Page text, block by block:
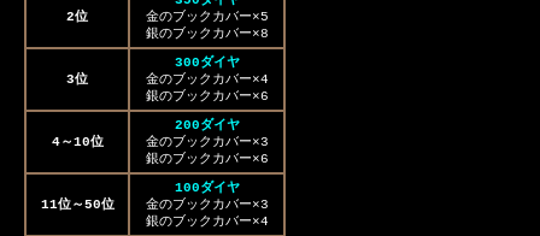
2位
金のブックカバー×5
銀のブックカバー×8
3位
300ダイヤ
金のブックカバー×4
銀のブックカバー×6
4～10位
200ダイヤ
金のブックカバー×3
銀のブックカバー×6
11位～50位
100ダイヤ
金のブックカバー×3
銀のブックカバー×4